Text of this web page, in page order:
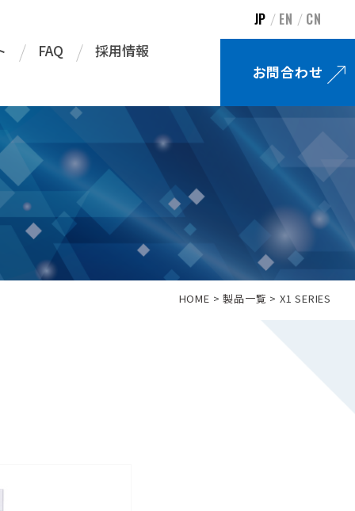
FAQ 採用情報
JP EN CN
お問合わせ
HOME 製品一覧 X1 SERIES